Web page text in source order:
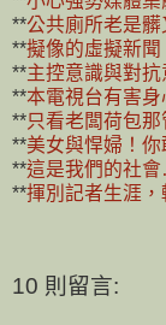
**公共廁所老是髒
**擬像的虛擬新
**主控意識與對
**本電視台有害
**只看老闆荷包
**美女與悍婦！你
**這是我們的社
**揮別記者生涯
10 則留言: